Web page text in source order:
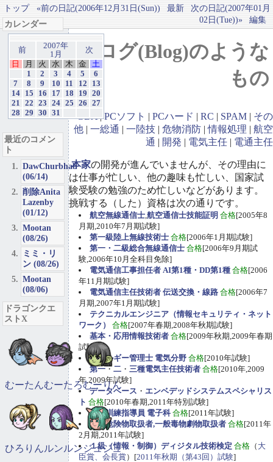
トップ «前の日記(2006年12月31日(Sun)) 最新
次の日記(2007年01月
02日(Tue))»
編集
ブログ(Blog)のような
もの
GBA|PCソフト | PCハード | RC | SPAM | その
他 | 一総通 | 一陸技 | 危物消防 |情報処理 | 航空
通 | 開発 | 電気主任 | 電通主任
本家の開発が進んでいませんが、その理由に
は仕事が忙しい、他の趣味も忙しい、国家試
験受験の勉強のため忙しいなどがあります。
挑戦する（した）資格は次の通りです。
航空無線通信士,航空通信士技能証明 合格[2005年8
月期,2010年7月期試験]
第一級陸上無線技術士 合格[2006年1月期試験]
第一・二級総合無線通信士 合格[2006年9月期試
験,2006年10月全科目免除]
電気通信工事担任者 AI第1種・DD第1種 合格[2006
年11月期試験]
電気通信主任技術者 伝送交換・線路 合格[2006年7
月期,2007年1月期試験]
テクニカルエンジニア（情報セキュリティ・ネット
ワーク）
合格[2007年春期,2008年秋期試験]
基本・応用情報技術者 合格[2009年秋期,2009年春期
試験]
エネルギー管理士 電気分野 合格[2010年試験]
第一・二 ・ 三種電気主任技術者 合格[2010年,2009
年,2009年試験]
データベース ・ エンベデッドシステムスペシャリス
ト 合格[2010年春期,2011年特別試験]
職業訓練指導員 電子科 合格[2011年試験]
甲種危険物取扱者,一般毒物劇物取扱者 合格[2011年
2月期,2011年試験]
１級（情報・制御）ディジタル技術検定 合格 （ 大
臣賞、会長賞）[2011年秋期（第43回）試験]
カレンダー
前
2007年
1月
次
日
月 火 水 木 金
土
1
2 3 4 5
6
7
8 9 10 11 12
13
14
15 16 17 18 19
20
21
22 23 24 25 26
27
28
29 30 31
最近のコメン
ト
DawChurbhab
(06/14)
削除Anita
Lazenby
(01/12)
Mootan
(08/26)
ミミ・リ
ン (08/26)
Mootan
(08/06)
ドラゴンクエ
ストX
むーたんむーたろむーりん
ひろりんルンルンジュジュ